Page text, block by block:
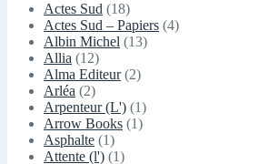
Actes Sud (18)
Actes Sud – Papiers (4)
Albin Michel (13)
Allia (12)
Alma Editeur(2)
Arléa (2)
Arpenteur (L') (1)
Arrow Books (1)
Asphalte (1)
Attente (l') (1)